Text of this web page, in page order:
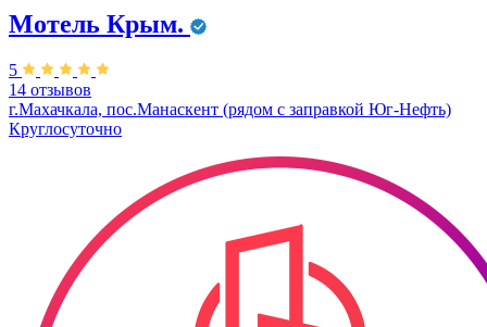
Мотель Крым.
5
14 отзывов
г.Махачкала, пос.Манаскент (рядом с заправкой Юг-Нефть)
Круглосуточно